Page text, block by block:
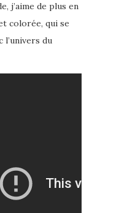
j’aime de plus en
colorée, qui se
l’univers du